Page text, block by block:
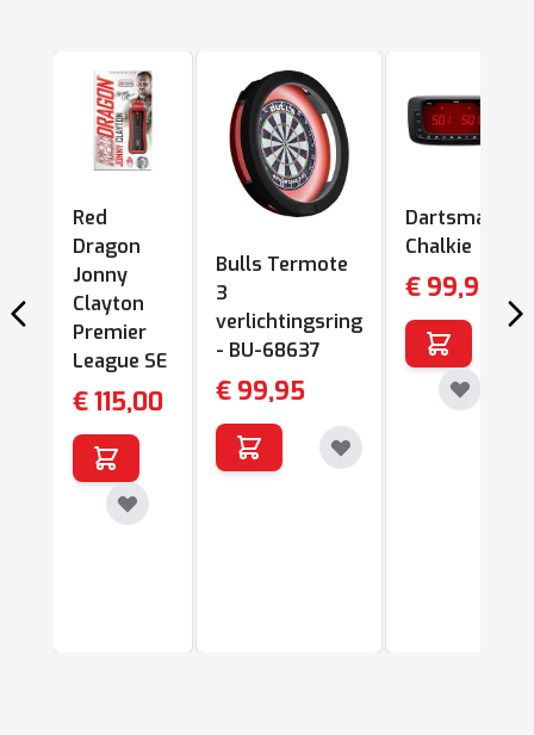
Navigeren door de elementen van de carrousel is mogelijk
Druk hierop om de carrousel over te slaan
Druk op om naar carrouselnavigatie te gaan
Red
Dragon
Jonny
Clayton
Premier
League SE
€ 115,00
Bulls Termote
3
verlichtingsring
- BU-68637
€ 99,95
Dartsmate
Chalkie
€ 99,95